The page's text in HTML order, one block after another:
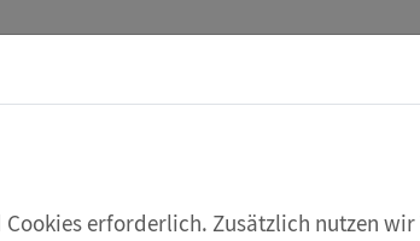
erforderlich. Zusätzlich nutzen
eXperiScout